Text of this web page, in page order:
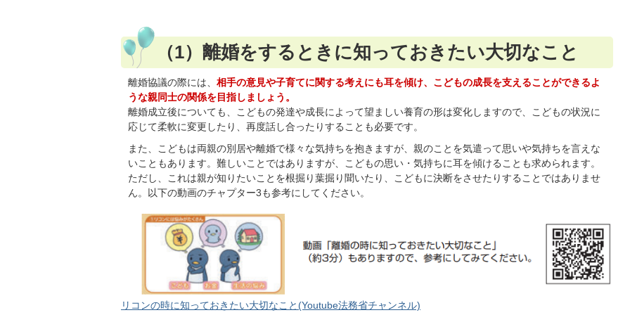
（1）離婚をするときに知っておきたい大切なこと
離婚協議の際には、 相手の意見や子育てに関する考えにも耳を傾け、こどもの成長を支えることができるよ
うな親同士の関係を目指しましょう。
離婚成立後についても、こどもの発達や成長によって望ましい養育の形は変化しますので、こどもの状況に
応じて柔軟に変更したり、再度話し合ったりすることも必要です。
また、こどもは両親の別居や離婚で様々な気持ちを抱きますが、親のことを気遣って思いや気持ちを言えな
いこともあります。難しいことではありますが、こどもの思い・気持ちに耳を傾けることも求められます。
ただし、これは親が知りたいことを根掘り葉掘り聞いたり、こどもに決断をさせたりすることではありませ
ん。以下の動画のチャプター3も参考にしてください。
リコンの時に知っておきたい大切なこと(Youtube法務省チャンネル)